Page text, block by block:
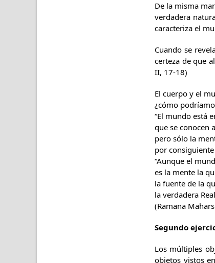
De la misma
verdadera
caracteriza el
Cuando se
certeza de que
II, 17-18)
El cuerpo y el
¿cómo
“El mundo está
que se conocen
pero sólo la
por
“Aunque el
es la mente la
la fuente de la
la verdadera
(Ramana
Segundo
Los múltiples
objetos vistos